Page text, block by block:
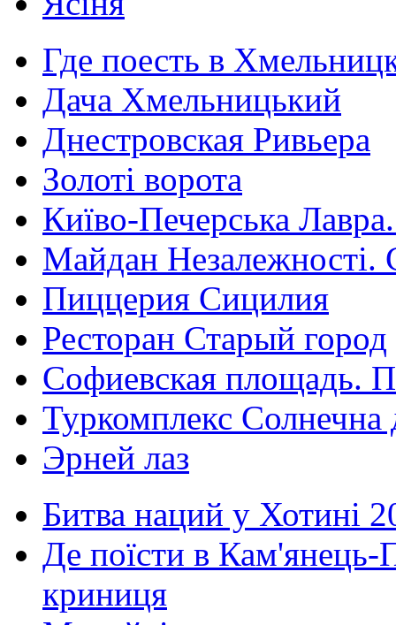
Где поесть в
Дача Хмельницький
Днестровская Ривьера
Золоті ворота
Київо-Печерська
Майдан Незалежності.
Пиццерия Сицилия
Ресторан Старый город
Софиевская площадь.
Туркомплекс Солнечна
Эрней лаз
Битва наций у Хотині
Де поїсти в Кам'янець-
криниця